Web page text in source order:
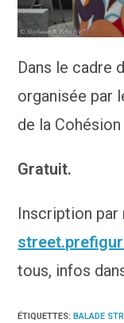
Dans le cadre
organisée par
de la
Gratuit.
Inscription par
tous, infos
ÉTIQUETTES:BALADE